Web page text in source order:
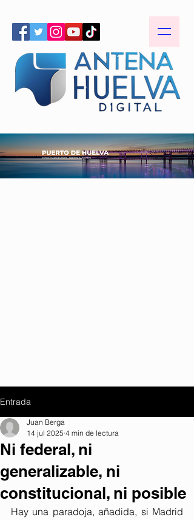
Entrada
Ni federal, ni
generalizable, ni
constitucional, ni posible
Juan Berga
14 jul 2025 4 min de lectura
Hay una paradoja, añadida, si Madrid